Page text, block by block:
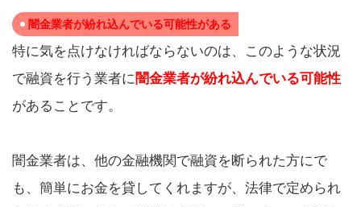
闇金業者が紛れ込んでいる可能性がある
特に気を点けなければならないのは、このような状況
で融資を行う業者に 闇金業者が紛れ込んでいる可能性
があることです。
闇金業者は、他の金融機関で融資を断られた方にで
も、簡単にお金を貸してくれますが、法律で定められ